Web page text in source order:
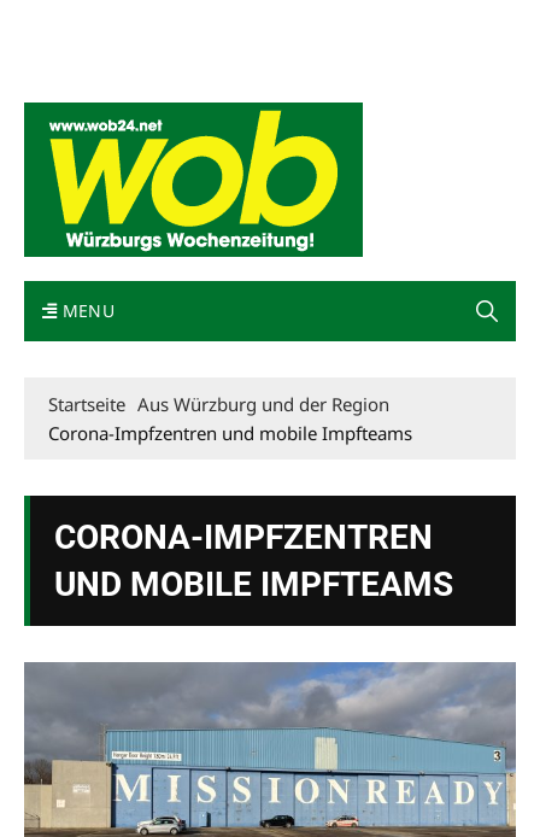
MENU
Startseite Aus Würzburg und der Region
Corona-Impfzentren und mobile Impfteams
CORONA-IMPFZENTREN
UND MOBILE IMPFTEAMS